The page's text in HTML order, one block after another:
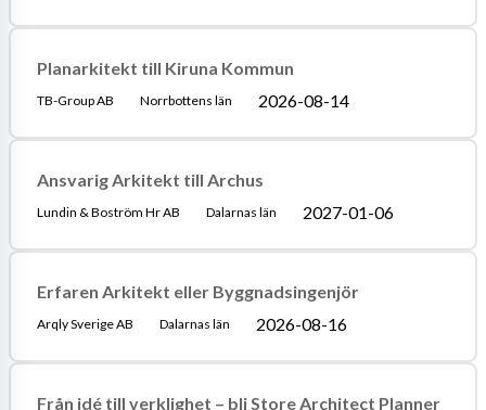
Planarkitekt till Kiruna Kommun
TB-Group AB Norrbottens län 2026-08-14
Ansvarig Arkitekt till Archus
Lundin & Boström Hr AB Dalarnas län 2027-01-06
Erfaren Arkitekt eller Byggnadsingenjör
Arqly Sverige AB Dalarnas län 2026-08-16
Från idé till verklighet – bli Store Architect Planner